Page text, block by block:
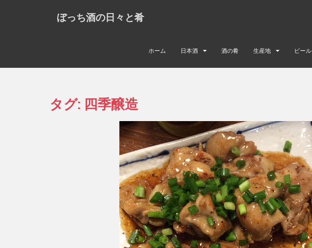
ぼっち酒の日々と肴
ホーム 日本酒 酒の肴 生産地 ビール
タグ: 四季醸造